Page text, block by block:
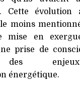
Cette évolution
moins
mise en
prise de
des
énergétique.